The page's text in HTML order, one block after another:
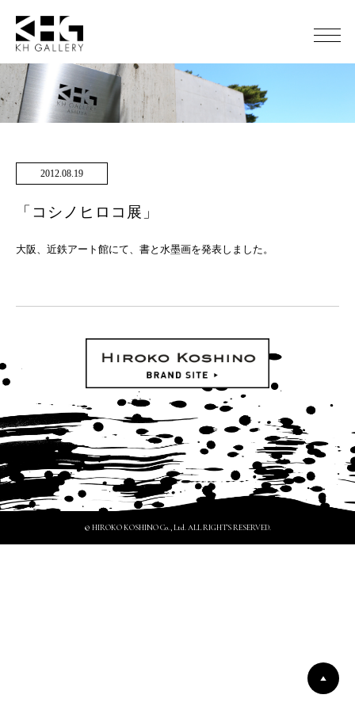
2012.08.19
「コシノヒロコ展」
大阪、近鉄アート館にて、書と水墨画を発表しました。
© HIROKO KOSHINO Co., Ltd. ALL RIGHTS RESERVED.